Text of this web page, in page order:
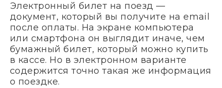
Электронный билет на поезд —
документ, который вы получите на email
после оплаты. На экране компьютера
или смартфона он выглядит иначе, чем
бумажный билет, который можно купить
в кассе. Но в электронном варианте
содержится точно такая же информация
о поездке.